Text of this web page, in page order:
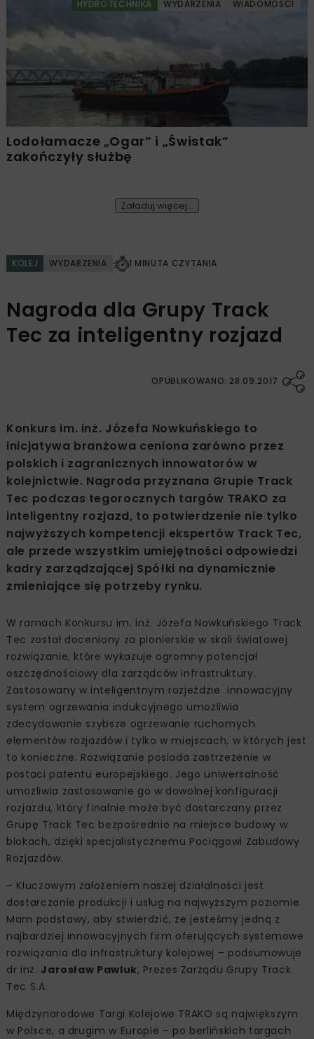
HYDROTECHNIKA WYDARZENIA WIADOMOŚCI
Lodołamacze „Ogar” i „Świstak”
zakończyły służbę
Załaduj więcej...
KOLEJ WYDARZENIA 1 MINUTA CZYTANIA
Nagroda dla Grupy Track
Tec za inteligentny rozjazd
OPUBLIKOWANO: 28.09.2017
Konkurs im. inż. Józefa Nowkuńskiego to
inicjatywa branżowa ceniona zarówno przez
polskich i zagranicznych innowatorów w
kolejnictwie. Nagroda przyznana Grupie Track
Tec podczas tegorocznych targów TRAKO za
inteligentny rozjazd, to potwierdzenie nie tylko
najwyższych kompetencji ekspertów Track Tec,
ale przede wszystkim umiejętności odpowiedzi
kadry zarządzającej Spółki na dynamicznie
zmieniające się potrzeby rynku.
W ramach Konkursu im. inż. Józefa Nowkuńskiego Track
Tec został doceniony za pionierskie w skali światowej
rozwiązanie, które wykazuje ogromny potencjał
oszczędnościowy dla zarządców infrastruktury.
Zastosowany w inteligentnym rozjeździe innowacyjny
system ogrzewania indukcyjnego umożliwia
zdecydowanie szybsze ogrzewanie ruchomych
elementów rozjazdów i tylko w miejscach, w których jest
to konieczne. Rozwiązanie posiada zastrzeżenie w
postaci patentu europejskiego. Jego uniwersalność
umożliwia zastosowanie go w dowolnej konfiguracji
rozjazdu, który finalnie może być dostarczany przez
Grupę Track Tec bezpośrednio na miejsce budowy w
blokach, dzięki specjalistycznemu Pociągowi Zabudowy
Rozjazdów.
– Kluczowym założeniem naszej działalności jest
dostarczanie produkcji i usług na najwyższym poziomie.
Mam podstawy, aby stwierdzić, że jesteśmy jedną z
najbardziej innowacyjnych firm oferujących systemowe
rozwiązania dla infrastruktury kolejowej – podsumowuje
dr inż. Jarosław Pawluk, Prezes Zarządu Grupy Track
Tec S.A.
Międzynarodowe Targi Kolejowe TRAKO są największym
w Polsce, a drugim w Europie – po berlińskich targach